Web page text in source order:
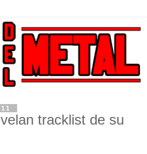
tracklist de su